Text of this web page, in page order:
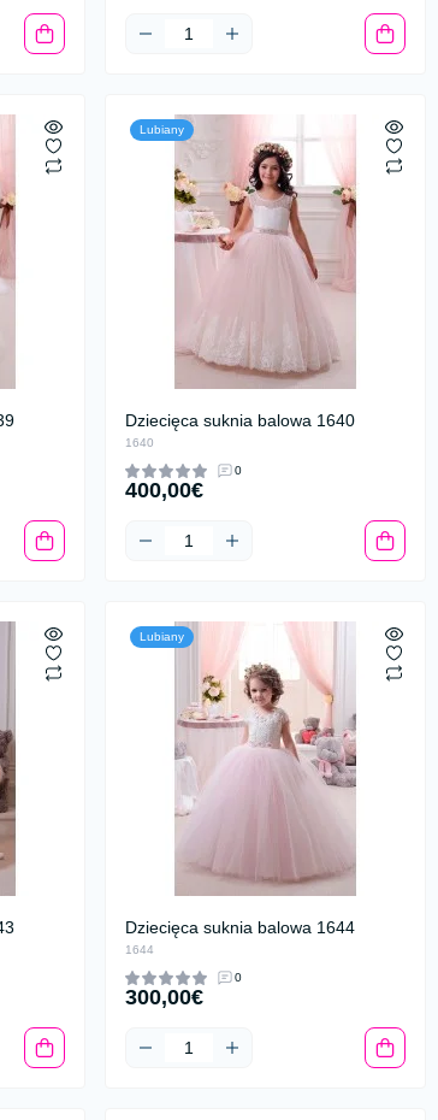
Lubiany
Dziecięca suknia balowa 1640
1640
0
400,00€
Lubiany
Dziecięca suknia balowa 1644
1644
0
300,00€